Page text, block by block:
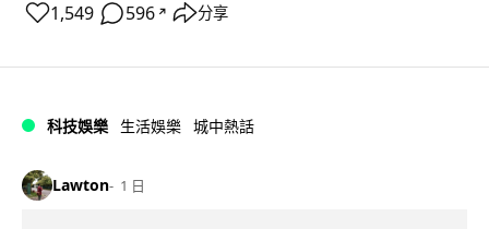
1,549 596 ↗ 分享
科技娛樂 生活娛樂 城中熱話
Lawton 1 日